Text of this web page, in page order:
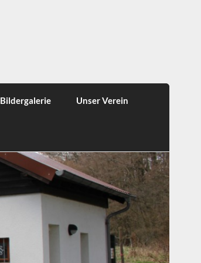
Bildergalerie Unser Verein